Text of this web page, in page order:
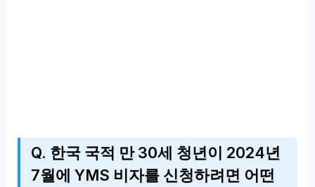
Q. 한국 국적 만 30세 청년이 2024년
7월에 YMS 비자를 신청하려면 어떤